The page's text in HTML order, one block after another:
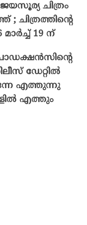
ചിത്രം
; ചിത്രത്തിന്റെ
19 ന്
ഡേറ്റിൽ
എത്തുന്നു
എത്തും